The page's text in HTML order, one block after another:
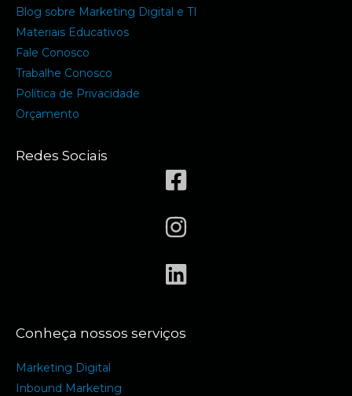
Blog sobre Marketing Digital e TI
Materiais Educativos
Fale Conosco
Trabalhe Conosco
Política de Privacidade
Orçamento
Redes Sociais
Conheça nossos serviços
Marketing Digital
Inbound Marketing